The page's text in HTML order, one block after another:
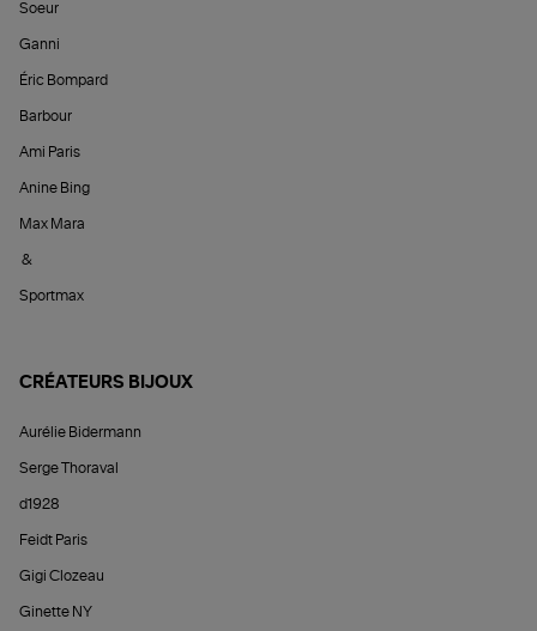
Soeur
Ganni
Éric Bompard
Barbour
Ami Paris
Anine Bing
Max Mara
&
Sportmax
CRÉATEURS BIJOUX
Aurélie Bidermann
Serge Thoraval
d1928
Feidt Paris
Gigi Clozeau
Ginette NY